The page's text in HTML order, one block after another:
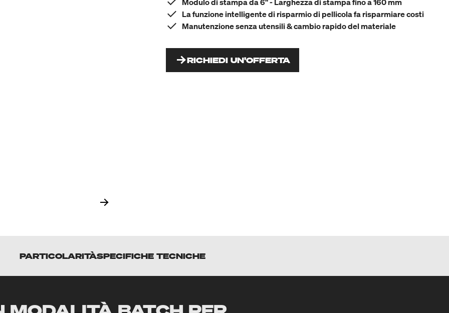
La funzione intelligente di risparmio di pellicola fa risparmiare costi
Manutenzione senza utensili & cambio rapido del materiale
RICHIEDI UN'OFFERTA
PARTICOLARITÀSPECIFICHE TECNICHE